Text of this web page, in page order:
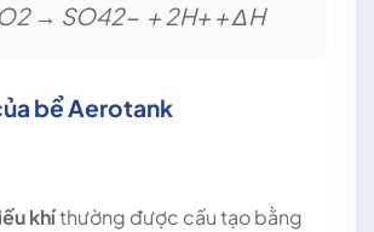
→ SO42- + 2H+ + ΔH
bể Aerotank
khíthường được cấu tạo bằng